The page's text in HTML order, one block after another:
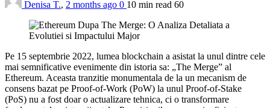
Denisa T., 2 months ago 0 10 min read 60
Pe 15 septembrie 2022, lumea blockchain a asistat la unul dintre cele
mai semnificative evenimente din istoria sa: „The Merge” al
Ethereum. Aceasta tranzitie monumentala de la un mecanism de
consens bazat pe Proof-of-Work (PoW) la unul Proof-of-Stake
(PoS) nu a fost doar o actualizare tehnica, ci o transformare